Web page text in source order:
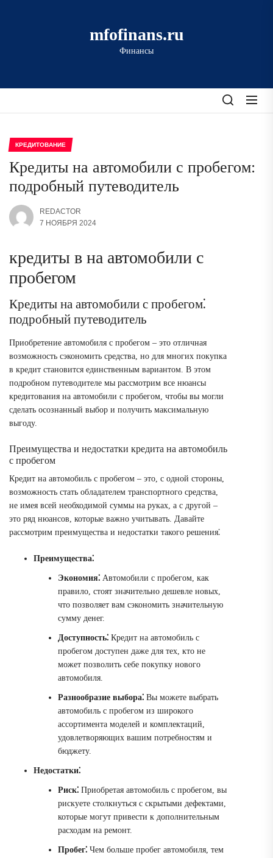
mfofinans.ru
Финансы
КРЕДИТОВАНИЕ
Кредиты на автомобили с пробегом:
подробный путеводитель
REDACTOR
7 НОЯБРЯ 2024
кредиты в на автомобили с
пробегом
Кредиты на автомобили с пробегом⁚
подробный путеводитель
Приобретение автомобиля с пробегом – это отличная
возможность сэкономить средства, но для многих покупка
в кредит становится единственным вариантом. В этом
подробном путеводителе мы рассмотрим все нюансы
кредитования на автомобили с пробегом, чтобы вы могли
сделать осознанный выбор и получить максимальную
выгоду.
Преимущества и недостатки кредита на автомобиль
с пробегом
Кредит на автомобиль с пробегом – это, с одной стороны,
возможность стать обладателем транспортного средства,
не имея всей необходимой суммы на руках, а с другой –
это ряд нюансов, которые важно учитывать. Давайте
рассмотрим преимущества и недостатки такого решения⁚
Преимущества⁚
Экономия⁚ Автомобили с пробегом, как
правило, стоят значительно дешевле новых,
что позволяет вам сэкономить значительную
сумму денег.
Доступность⁚ Кредит на автомобиль с
пробегом доступен даже для тех, кто не
может позволить себе покупку нового
автомобиля.
Разнообразие выбора⁚ Вы можете выбрать
автомобиль с пробегом из широкого
ассортимента моделей и комплектаций,
удовлетворяющих вашим потребностям и
бюджету.
Недостатки⁚
Риск⁚ Приобретая автомобиль с пробегом, вы
рискуете столкнуться с скрытыми дефектами,
которые могут привести к дополнительным
расходам на ремонт.
Пробег⁚ Чем больше пробег автомобиля, тем